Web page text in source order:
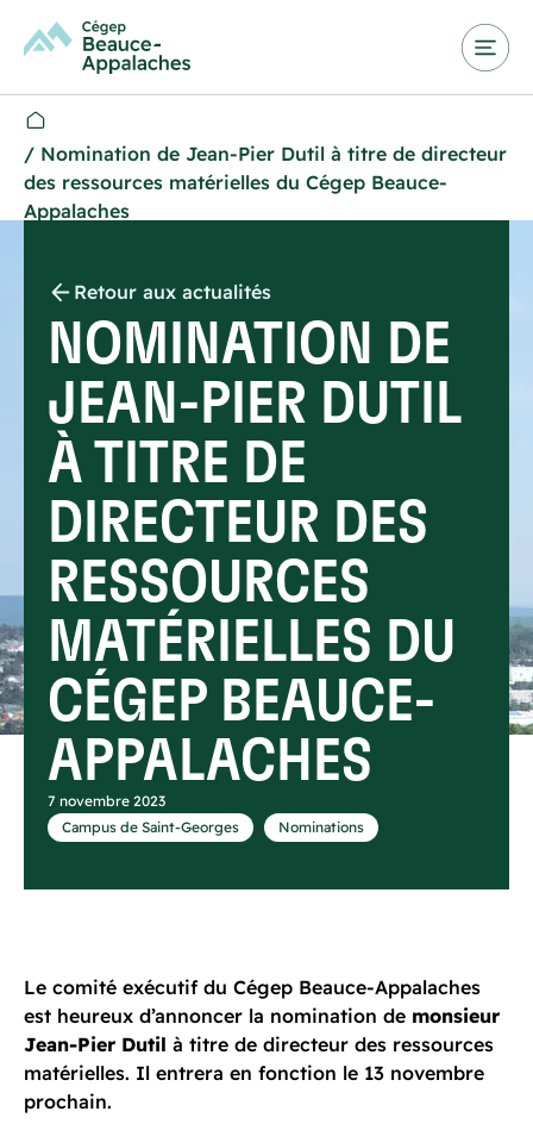
/ Nomination de Jean-Pier Dutil à titre de directeur
des ressources matérielles du Cégep Beauce-
Appalaches
Retour aux actualités
NOMINATION DE
JEAN-PIER DUTIL
À TITRE DE
DIRECTEUR DES
RESSOURCES
MATÉRIELLES DU
CÉGEP BEAUCE-
APPALACHES
7 novembre 2023
Campus de Saint-Georges
, Nominations
Le comité exécutif du Cégep Beauce-Appalaches
est heureux d’annoncer la nomination de monsieur
Jean-Pier Dutil à titre de directeur des ressources
matérielles. Il entrera en fonction le 13 novembre
prochain.